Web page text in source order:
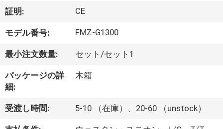
ト
ビ
オ
証明: CE
モデル番号: FMZ-G1300
最小注文数量: セット/セット1
パッケージの詳
細:
木箱
受渡し時間: 5-10 （在庫）、20-60 （unstock）